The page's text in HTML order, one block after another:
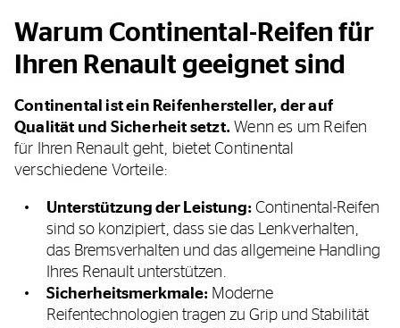
Warum Continental-Reifen für
Ihren Renault geeignet sind
Continental ist ein Reifenhersteller, der auf
Qualität und Sicherheit setzt. Wenn es um Reifen
für Ihren Renault geht, bietet Continental
verschiedene Vorteile:
Unterstützung der Leistung: Continental-Reifen
sind so konzipiert, dass sie das Lenkverhalten,
das Bremsverhalten und das allgemeine Handling
Ihres Renault unterstützen.
Sicherheitsmerkmale: Moderne
Reifentechnologien tragen zu Grip und Stabilität